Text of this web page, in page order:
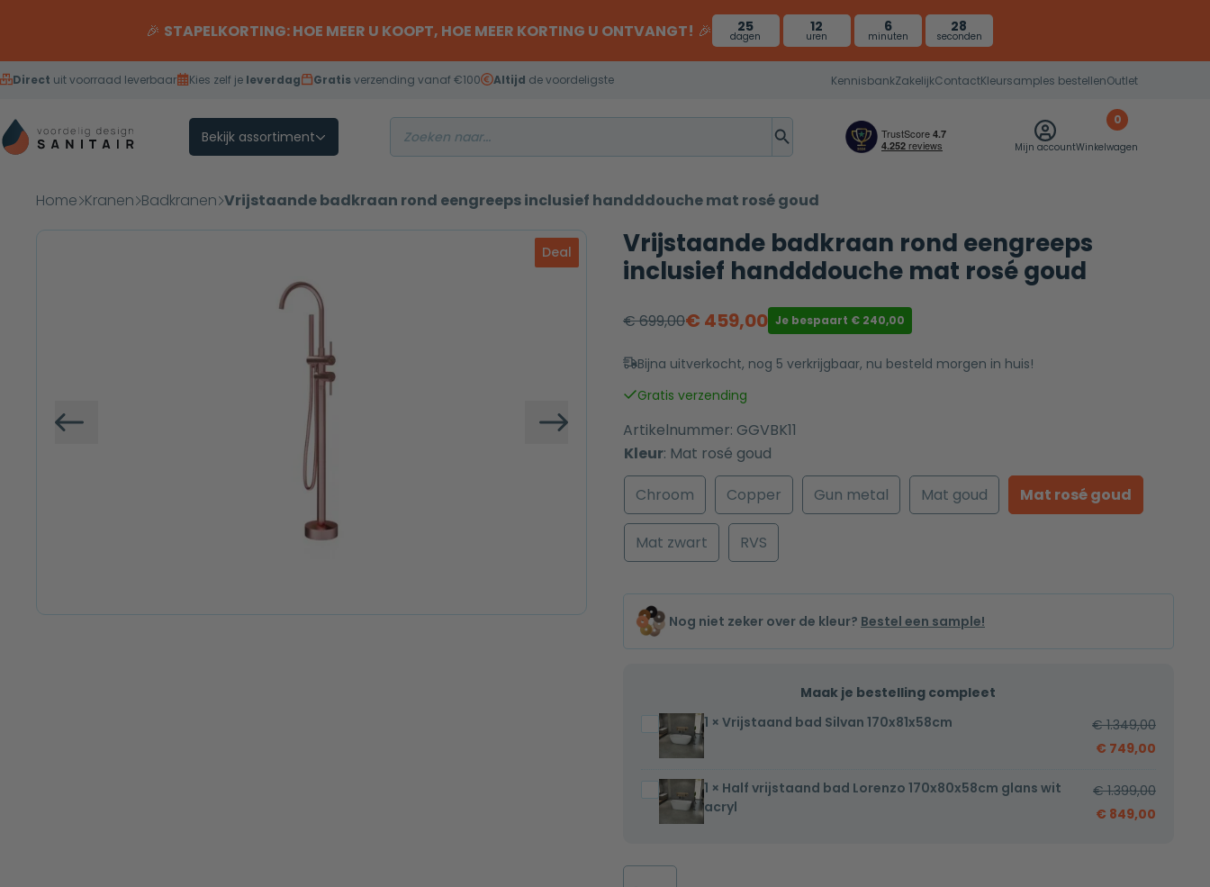
🎉 STAPELKORTING: HOE MEER U KOOPT, HOE MEER KORTING U ONTVANGT! 🎉 25
dagen
12
uren
6
minuten
27
seconden
Direct uit voorraad leverbaar Kies zelf je leverdag Gratisverzending vanaf €100 Altijd de voordeligste KennisbankZakelijkContactKleursamples bestellenOutlet
Bekijk assortiment
Mijn account
0
Winkelwagen
Home Kranen Badkranen Vrijstaande badkraan rond eengreeps inclusief handddouche mat rosé goud
Deal
Vorige Volgende
Vrijstaande badkraan rond eengreeps
inclusief handddouche mat rosé goud
€699,00
Oorspronkelijke
prijs
was:
€ 699,00.
€ 459,00
Huidige
prijs
is:
€ 459,00.
Je bespaart €240,00
Bijna uitverkocht, nog 5 verkrijgbaar, nu besteld morgen in huis!
Gratis verzending
Artikelnummer: GGVBK11
Kleur: Mat rosé goud
Chroom
Copper Gun metal Mat goud Mat rosé goud
Mat zwart RVS
Nog niet zeker over de kleur? Bestel een sample!
Maak je bestelling compleet
Vrijstaand
bad
170x81x58cm
1 × Vrijstaand bad Silvan 170x81x58cm €1.349,00
€ 749,00
Half
vrijstaand
1 × Half vrijstaand bad Lorenzo 170x80x58cm glans wit
acryl
€1.399,00
€ 849,00